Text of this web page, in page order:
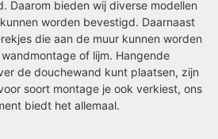
Daarom bieden wij diverse modellen
worden bevestigd. Daarnaast
die aan de muur kunnen worden
of lijm. Hangende
de douchewand kunt plaatsen, zijn
soort montage je ook verkiest, ons
biedt het allemaal.